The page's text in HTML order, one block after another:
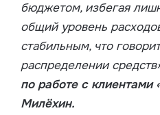
бюджетом, избегая
общий уровень
стабильным, что
распределении
по работе с клиентами
Милёхин.